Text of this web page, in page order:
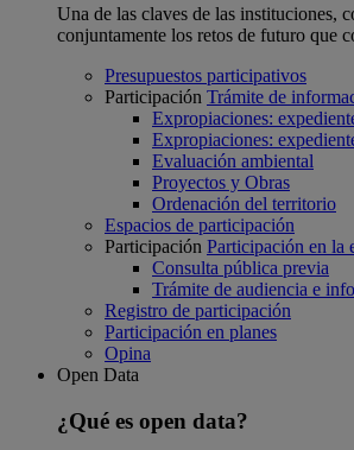
Una de las claves de las instituciones,
conjuntamente los retos de futuro que
Presupuestos participativos
Participación Trámite de
Expropiaciones:
Expropiaciones:
Evaluación ambiental
Proyectos y Obras
Ordenación del territorio
Espacios de participación
Participación Participación en la
Consulta pública previa
Trámite de audiencia e
Registro de participación
Participación en planes
Opina
Open Data
¿Qué es open data?